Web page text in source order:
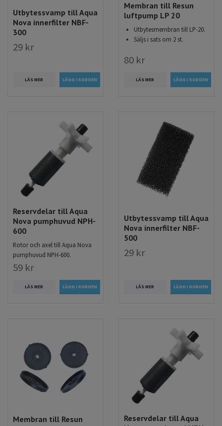
Utbytessvamp till Aqua
Nova innerfilter NBF-
300
29 kr
LÄS MER
Membran till Resun
luftpump LP 20
Utbytesmembran till LP-20.
Säljs i sats om 2 st.
80 kr
LÄS MER
Reservdelar till Aqua
Nova pumphuvud NPH-
600
Rotor och axel till Aqua Nova
pumphuvud NPH-600.
59 kr
LÄS MER
Utbytessvamp till Aqua
Nova innerfilter NBF-
500
29 kr
LÄS MER
Membran till Resun
Reservdelar till Aqua